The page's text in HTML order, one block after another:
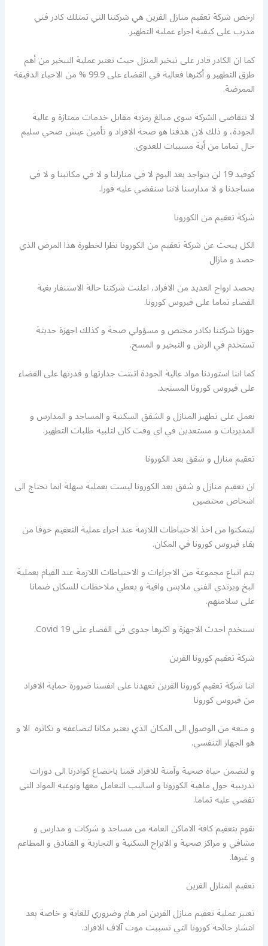
ارخص شركة تعقيم منازل القرين هي شركتنا التي تمتلك كادر فني
مدرب على كيفية اجراء عملية التطهير.
كما ان الكادر قادر على تبخير المنزل حيث تعتبر عملية التبخير من أهم
طرق التطهير و أكثرها فعالية في القضاء على 99.9 % من الاحياء الدقيقة
الممرضة.
لا تتقاضى الشركة سوى مبالغ رمزية مقابل خدمات ممتازة و عالية
الجودة، و ذلك لان هدفنا هو صحة الافراد و تأمين عيش صحي سليم
خال تماما من أية مسببات للعدوى.
كوفيد 19 لن يتواجد بعد اليوم لا في منازلنا و لا في مكاتبنا و لا في
مساجدنا و لا مدارسنا لاننا سنقضي عليه فورا.
شركة تعقيم من الكورونا
الكل يبحث عن شركة تعقيم من الكورونا نظرا لخطورة هذا المرض الذي
حصد و مازال
يحصد ارواح العديد من الافراد، اعلنت شركتنا حالة الاستنفار بغية
القضاء تماما على فيروس كورونا.
جهزنا شركتنا بكادر مختص و مسؤولي صحة و كذلك اجهزة حديثة
تستخدم في الرش و التبخير و المسح.
كما اننا استوردنا مواد عالية الجودة اثبتت جدارتها و قدرتها على القضاء
على فيروس كورونا المستجد.
نعمل على تطهير المنازل و الشقق السكنية و المساجد و المدارس و
المديريات و مستعدين في اي وقت كان لتلبية طلبات التطهير.
تعقيم منازل و شقق بعد الكورونا
ان تعقيم منازل و شقق بعد الكورونا ليست بعملية سهلة انما تحتاج الى
اشخاص مختصين
ليتمكنوا من اخذ الاحتياطات اللازمة عند اجراء عملية التعقيم خوفا من
بقاء فيروس كورونا في المكان.
يتم اتباع مجموعة من الاجراءات و الاحتياطات اللازمة عند القيام بعملية
البخ ويرتدي الفني ملابس واقية و يعطي ملاحظات للسكان ضمانا
على سلامتهم.
نستخدم احدث الاجهزة و اكثرها جدوى في القضاء على Covid 19.
شركة تعقيم كورونا القرين
اننا شركة تعقيم كورونا القرين تعهدنا على انفسنا ضرورة حماية الافراد
من فيروس كورونا
و منعه من الوصول الى المكان الذي يعتبر مكانا لتضاعفه و تكاثره الا و
هو الجهاز التنفسي.
و لنضمن حياة صحية وآمنة للافراد قمنا باخضاع كوادرنا الى دورات
تدريبية حول ماهية الكورونا و اساليب التعامل معها ونوعية المواد التي
تقضي عليه تماما.
نقوم بتعقيم كافة الاماكن العامة من مساجد و شركات و مدارس و
مشافي و مراكز صحية و الابراج السكنية و التجارية و الفنادق و المطاعم
و غيرها.
تعقيم المنازل القرين
تعتبر عملية تعقيم منازل القرين امر هام وضروري للغاية و خاصة بعد
انتشار جائحة كورونا التي تسببت موت آلاف الافراد.